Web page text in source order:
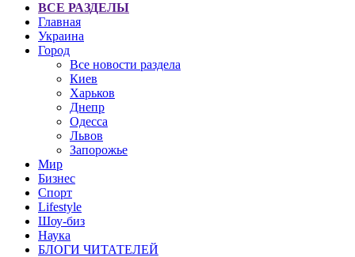
ВСЕ РАЗДЕЛЫ
Главная
Украина
Город
Все новости раздела
Киев
Харьков
Днепр
Одесса
Львов
Запорожье
Мир
Бизнес
Спорт
Lifestyle
Шоу-биз
Наука
БЛОГИ ЧИТАТЕЛЕЙ